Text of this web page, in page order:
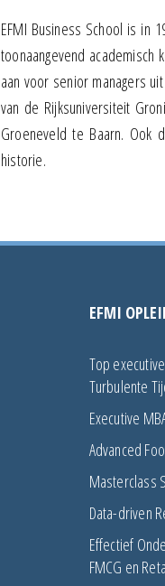
EFMI Business School is in
toonaangevend
aan voor senior managers
van de Rijksuniversiteit
Groeneveld te Baarn. Ook
historie.
EFMI
Top
Turbulente
Executive
Advanced
Masterclass
Data-driven
Effectief
FMCG en